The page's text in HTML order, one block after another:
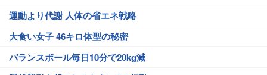
運動より代謝 人体の省エネ戦略
大食い女子 46キロ体型の秘密
バランスボール毎日10分で20kg減